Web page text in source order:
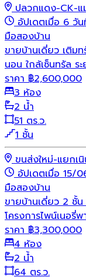
ปลวกแดง-CK-แ
อัปเดตเมื่อ 6 วั
มือสองบ้าน
ขายบ้านเดี่ยว เติม
นอน ใกล้เซ็นทรัล ร
ราคา ฿2,600,000
3 ห้อง
2 น้ำ
51 ตร.ว.
1 ชั้น
ขนส่งใหม่-แยกเ
อัปเดตเมื่อ 15/
มือสองบ้าน
ขายบ้านเดี่ยว 2 ชั้
โครงการไพน์เนอรี่
ราคา ฿3,300,000
4 ห้อง
2 น้ำ
64 ตร.ว.